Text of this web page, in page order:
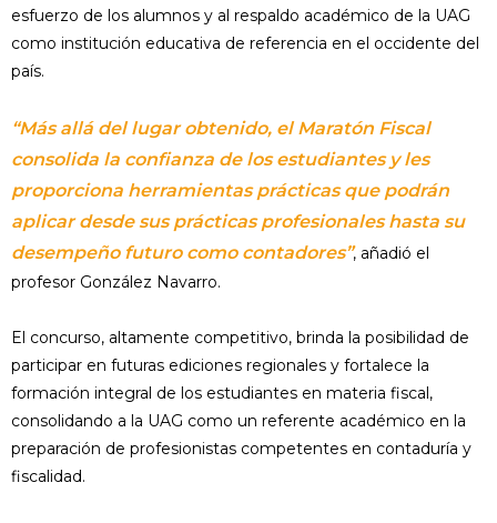
esfuerzo de los alumnos y al respaldo académico de la UAG
como institución educativa de referencia en el occidente del
país.
“Más allá del lugar obtenido, el Maratón Fiscal
consolida la confianza de los estudiantes y les
proporciona herramientas prácticas que podrán
aplicar desde sus prácticas profesionales hasta su
desempeño futuro como contadores”, añadió el
profesor González Navarro.
El concurso, altamente competitivo, brinda la posibilidad de
participar en futuras ediciones regionales y fortalece la
formación integral de los estudiantes en materia fiscal,
consolidando a la UAG como un referente académico en la
preparación de profesionistas competentes en contaduría y
fiscalidad.